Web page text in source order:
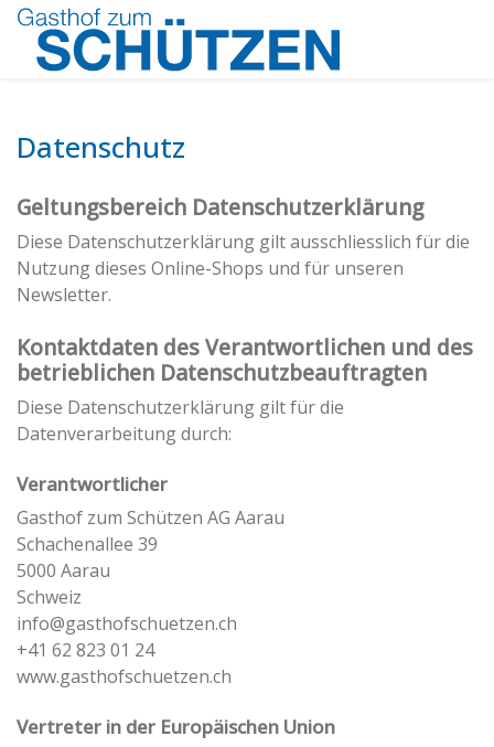
Datenschutz
Geltungsbereich Datenschutzerklärung
Diese Datenschutzerklärung gilt ausschliesslich für die
Nutzung dieses Online-Shops und für unseren
Newsletter.
Kontaktdaten des Verantwortlichen und des
betrieblichen Datenschutzbeauftragten
Diese Datenschutzerklärung gilt für die
Datenverarbeitung durch:
Verantwortlicher
Gasthof zum Schützen AG Aarau
Schachenallee 39
5000 Aarau
Schweiz
info@gasthofschuetzen.ch
+41 62 823 01 24
www.gasthofschuetzen.ch
Vertreter in der Europäischen Union